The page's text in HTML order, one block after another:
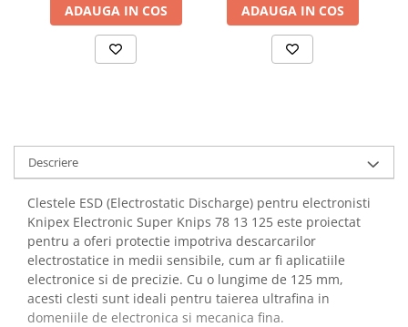
ADAUGA IN COS ADAUGA IN COS
Descriere
Clestele ESD (Electrostatic Discharge) pentru electronisti
Knipex Electronic Super Knips 78 13 125 este proiectat
pentru a oferi protectie impotriva descarcarilor
electrostatice in medii sensibile, cum ar fi aplicatiile
electronice si de precizie. Cu o lungime de 125 mm,
acesti clesti sunt ideali pentru taierea ultrafina in
domeniile de electronica si mecanica fina.